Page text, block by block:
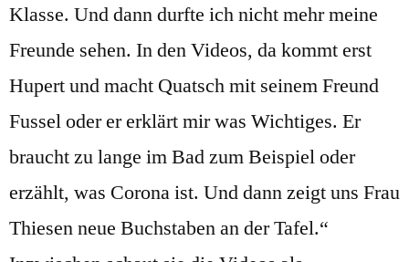
Klasse. Und dann durfte ich nicht mehr meine
Freunde sehen. In den Videos, da kommt erst
Hupert und macht Quatsch mit seinem Freund
Fussel oder er erklärt mir was Wichtiges. Er
braucht zu lange im Bad zum Beispiel oder
erzählt, was Corona ist. Und dann zeigt uns Frau
Thiesen neue Buchstaben an der Tafel.“